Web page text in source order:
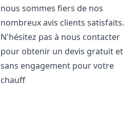
nous sommes fiers de nos
nombreux avis clients satisfaits.
N'hésitez pas à nous contacter
pour obtenir un devis gratuit et
sans engagement pour votre
chauff